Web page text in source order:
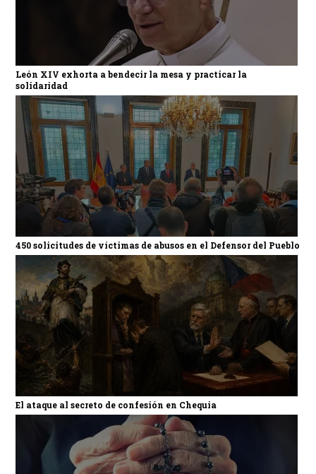
León XIV exhorta a bendecir la mesa y practicar la
solidaridad
450 solicitudes de víctimas de abusos en el Defensor del Pueblo
El ataque al secreto de confesión en Chequia